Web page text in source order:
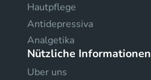
Hautpflege
Antidepressiva
Analgetika
Nützliche Informationen
Uber uns